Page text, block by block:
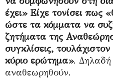
έχει» Είχε τονίσει πως
ώστε τα κόμματα να
ζητήματα της
συγκλίσεις,
κύριο ερώτημα». Δηλαδή
αναθεωρηθούν.